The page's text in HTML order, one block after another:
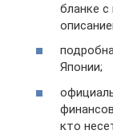
бланке
Японии;
кто